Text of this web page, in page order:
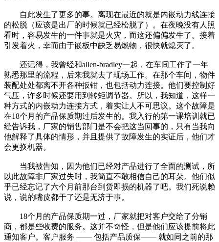
自此发生了更多的事。离现在最近的就是内嵌动力线连接
的松脱（应该是出厂的时候就已经松脱了）。在夜晚没有人照
看时，容易发生的一件事就是火灾，而这还偏偏发生了。接着
引发着火，幸而由于嵌板中缺乏易燃物，很快就熄灭了。
还记得，我曾经和allen-bradley一起，在车间工作了一年
熟悉那里的流程，后来我就去了现场工作。在那个车间，物件
装配处处都离不开各种扳钳，也包括动力连接。他们要控制好
气压，许多时候还要用到转矩调节器。所以，我知道，这样一
种方式的内嵌动力连接方式，着实让人不可思议。这个故障是
在18个月的产品保质期过后发生的。我入行的第一课培训就已
经告诉我，厂家的销售部门是不会把这当回事的，只有当我向
他解释了具体的情形，并且提供了故障发生的实证后，他们才
会更换机器。
当我被告知，因为他们已经对产品进行了全面的测试，所
以此故障非厂家过失时，我简直不敢相信自己的耳朵。他们似
乎已经忘记了六个月前那台到货即损的机器了吧。我们死说赖
说，说的嘴皮都干了还是无济于事。
18个月的产品保质期一过，厂家就把对客户交给了分销
商，都是些收费的服务。这并不奇怪，但是他们应该提前将此
通知客户。客户服务 —— 包括产品质保—— 就如同之前的那